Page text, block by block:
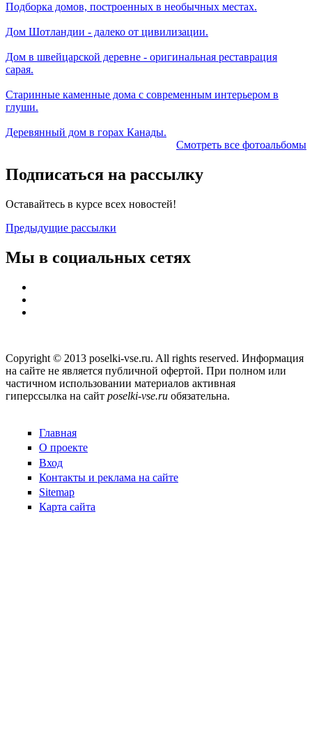
Подборка домов, построенных в необычных местах.
Дом Шотландии - далеко от цивилизации.
Дом в швейцарской деревне - оригинальная реставрация
сарая.
Старинные каменные дома с современным интерьером в
глуши.
Деревянный дом в горах Канады.
Смотреть все фотоальбомы
Подписаться на рассылку
Оставайтесь в курсе всех новостей!
Предыдущие рассылки
Мы в социальных сетях
Copyright © 2013 poselki-vse.ru. All rights reserved. Информация
на сайте не является публичной офертой. При полном или
частичном использовании материалов активная
гиперссылка на сайт poselki-vse.ru​ обязательна.
Главная
О проекте
Вход
Контакты и реклама на сайте
Sitemap
Карта сайта